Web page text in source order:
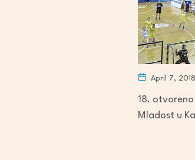
April 7, 2018
18.
Mladost u